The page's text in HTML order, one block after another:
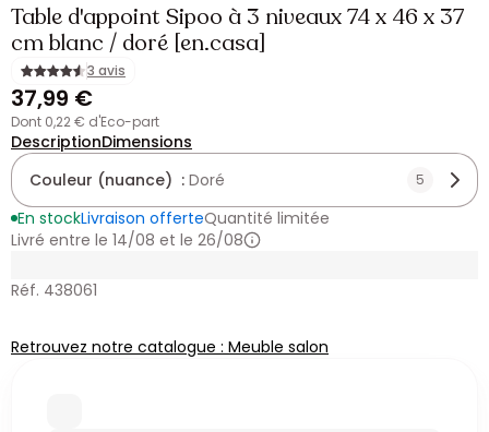
Table d'appoint Sipoo à 3 niveaux 74 x 46 x 37
cm blanc / doré [en.casa]
3 avis
37,99 €
dont 0,22 € d'Eco-part
DescriptionDimensions
Couleur (nuance) : Doré 5
En stockLivraison offerteQuantité limitée
Livré entre le 14/08 et le 26/08
Réf. 438061
Retrouvez notre catalogue : Meuble salon